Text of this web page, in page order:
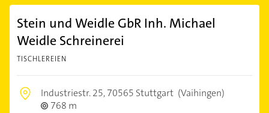
Stein und Weidle GbR Inh. Michael
Weidle Schreinerei
TISCHLEREIEN
Industriestr. 25,70565 Stuttgart (Vaihingen)
768 m